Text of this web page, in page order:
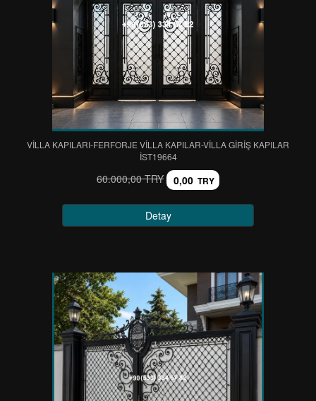
VİLLA KAPILARI-FERFORJE VİLLA KAPILAR-VİLLA GİRİŞ KAPILAR
IST19664
60.000,00 TRY 0,00 TRY
Detay